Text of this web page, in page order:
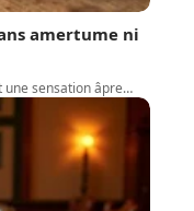
amertume ni
une sensation âpre…